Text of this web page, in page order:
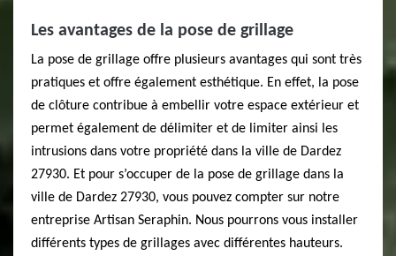
Les avantages de la pose de grillage
La pose de grillage offre plusieurs avantages qui sont très
pratiques et offre également esthétique. En effet, la pose
de clôture contribue à embellir votre espace extérieur et
permet également de délimiter et de limiter ainsi les
intrusions dans votre propriété dans la ville de Dardez
27930. Et pour s’occuper de la pose de grillage dans la
ville de Dardez 27930, vous pouvez compter sur notre
entreprise Artisan Seraphin. Nous pourrons vous installer
différents types de grillages avec différentes hauteurs.